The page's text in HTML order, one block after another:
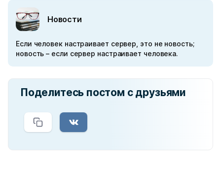
Новости
Если человек настраивает сервер, это не новость;
новость – если сервер настраивает человека.
Поделитесь постом с друзьями